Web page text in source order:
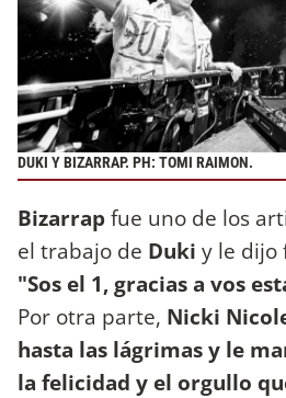
DUKI Y BIZARRAP. PH: TOMI RAIMON.
Bizarrapfue uno de los
el trabajo de Duki y le dijo
"Sos el 1, gracias a vos
Por otra parte, Nicki
hasta las lágrimas y le
la felicidad y el orgullo